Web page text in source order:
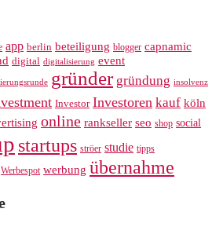
app berlin beteiligung blogger capnamic
digital digitalisierung event
gründer gründung insolvenz
Investor Investoren kauf köln
online rankseller seo shop social
startups ströer studie tipps
Werbespot werbung übernahme